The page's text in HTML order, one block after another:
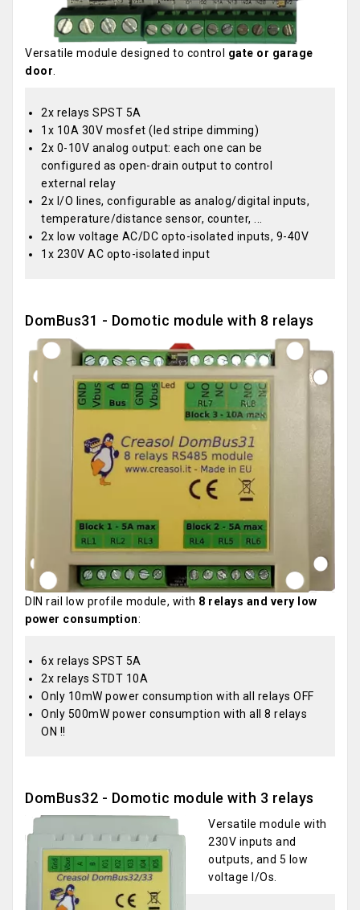
Versatile module designed to control gate or garage
door
2x relays SPST 5A
1x 10A 30V mosfet (led stripe dimming)
2x 0-10V analog output: each one can be
configured as open-drain output to control
external relay
2x I/O lines, configurable as analog/digital inputs,
temperature/distance sensor, counter, ...
2x low voltage AC/DC opto-isolated inputs, 9-40V
1x 230V AC opto-isolated input
DomBus31 - Domotic module with 8 relays
DIN rail low profile module, with 8 relays and very low
power consumption:
6x relays SPST 5A
2x relays STDT 10A
Only 10mW power consumption with all relays OFF
Only 500mW power consumption with all 8 relays
ON !!
DomBus32 - Domotic module with 3 relays
Versatile module with
230V inputs and
outputs, and 5 low
voltage I/Os.